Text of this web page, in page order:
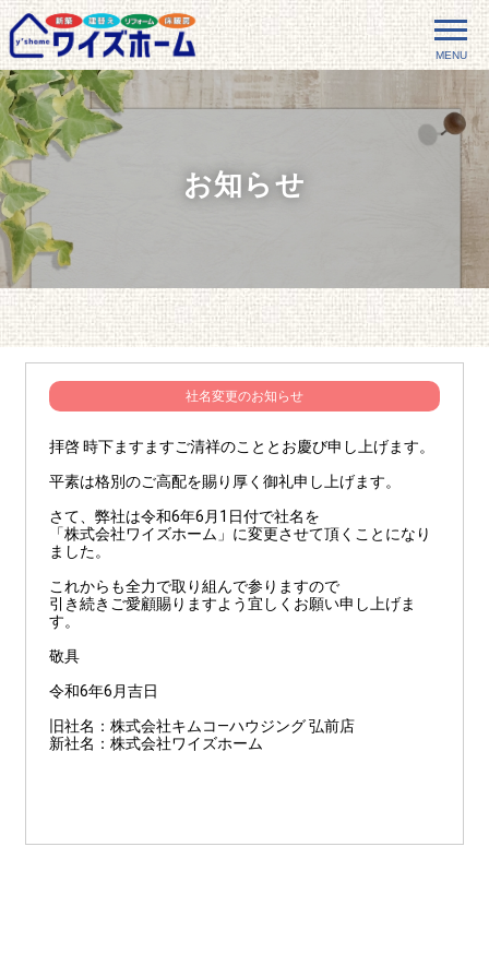
MENU
お知らせ
社名変更のお知らせ
拝啓 時下ますますご清祥のこととお慶び申し上げます。
平素は格別のご高配を賜り厚く御礼申し上げます。
さて、弊社は令和6年6月1日付で社名を
「株式会社ワイズホーム」に変更させて頂くことになり
ました。
これからも全力で取り組んで参りますので
引き続きご愛顧賜りますよう宜しくお願い申し上げま
す。
敬具
令和6年6月吉日
旧社名：株式会社キムコ―ハウジング 弘前店
新社名：株式会社ワイズホーム